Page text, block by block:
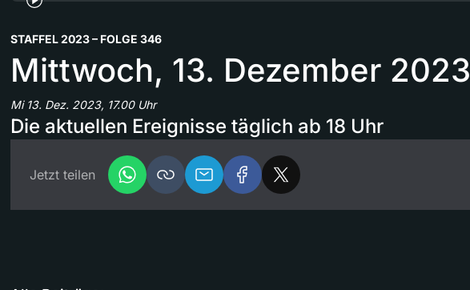
STAFFEL 2023 – FOLGE 346
Mittwoch, 13. Dezember 2023
Mi 13. Dez. 2023, 17.00 Uhr
Die aktuellen Ereignisse täglich ab 18 Uhr
Jetzt teilen